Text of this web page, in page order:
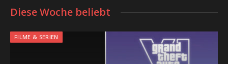
Diese Woche beliebt
FILME & SERIEN